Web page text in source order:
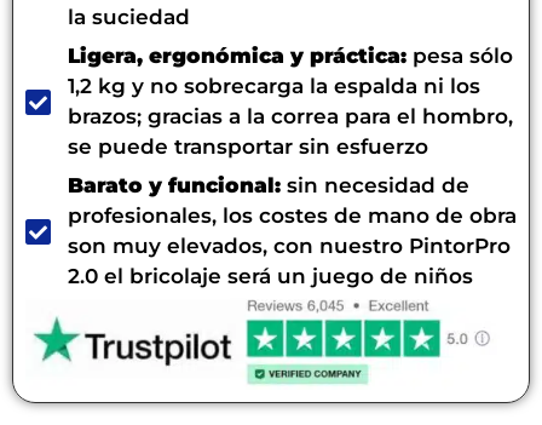
la suciedad
Ligera, ergonómica y práctica: pesa sólo
1,2 kg y no sobrecarga la espalda ni los
brazos; gracias a la correa para el hombro,
se puede transportar sin esfuerzo
Barato y funcional: sin necesidad de
profesionales, los costes de mano de obra
son muy elevados, con nuestro PintorPro
2.0 el bricolaje será un juego de niños